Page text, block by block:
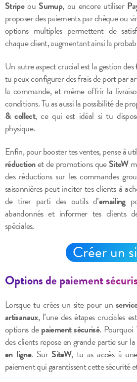
Stripeou Sumup, ou encore utiliser
proposer des paiements par chèque ou
options multiples permettent de
chaque client, augmentant ainsi la
Un autre aspect crucial est la gestion des
tu peux configurer des frais de port par
la commande, et même offrir la
conditions. Tu as aussi la possibilité de
& collect, ce qui est idéal si tu
physique.
Enfin, pour booster tes ventes, pense à
réductionet de promotions queSiteW
des réductions sur les commandes
saisonnières peut inciter tes clients à
de tirer parti des outils d’emailing
abandonnés et informer tes clients
spéciales.
Créer un
Options de paiement
Lorsque tu crées un site pour un
artisanaux, l’une des étapes cruciales
options depaiement sécurisé. Pourquoi
des clients repose en grande partie sur la
en ligne. Sur SiteW, tu as accès à
paiement qui garantissent cette sécurité